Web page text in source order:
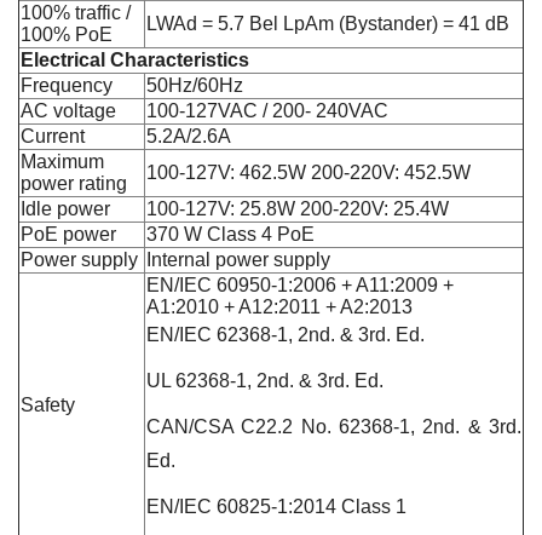
100% traffic /
100% PoE
LWAd = 5.7 Bel LpAm (Bystander) = 41 dB
Electrical Characteristics
Frequency
50Hz/60Hz
AC voltage
100-127VAC / 200- 240VAC
Current
5.2A/2.6A
Maximum
power rating
100-127V: 462.5W 200-220V: 452.5W
Idle power
100-127V: 25.8W 200-220V: 25.4W
PoE power
370 W Class 4 PoE
Power supply
Internal power supply
Safety
EN/IEC 60950-1:2006 + A11:2009 +
A1:2010 + A12:2011 + A2:2013
EN/IEC 62368-1, 2nd. & 3rd. Ed.
UL 62368-1, 2nd. & 3rd. Ed.
CAN/CSA C22.2 No. 62368-1, 2nd. & 3rd.
Ed.
EN/IEC 60825-1:2014 Class 1